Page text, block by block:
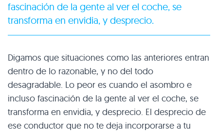
fascinación de la gente al ver el coche, se
transforma en envidia, y desprecio.
Digamos que situaciones como las anteriores entran
dentro de lo razonable, y no del todo
desagradable. Lo peor es cuando el asombro e
incluso fascinación de la gente al ver el coche, se
transforma en envidia, y desprecio. El desprecio de
ese conductor que no te deja incorporarse a tu